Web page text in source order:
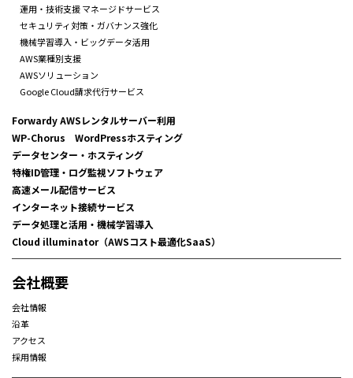
運用・技術支援 マネージドサービス
セキュリティ対策・ガバナンス強化
機械学習導入・ビッグデータ活用
AWS業種別支援
AWSソリューション
Google Cloud請求代行サービス
Forwardy AWSレンタルサーバー利用
WP-Chorus WordPressホスティング
データセンター・ホスティング
特権ID管理・ログ監視ソフトウェア
高速メール配信サービス
インターネット接続サービス
データ処理と活用・機械学習導入
Cloud illuminator（AWSコスト最適化SaaS）
会社概要
会社情報
沿革
アクセス
採用情報